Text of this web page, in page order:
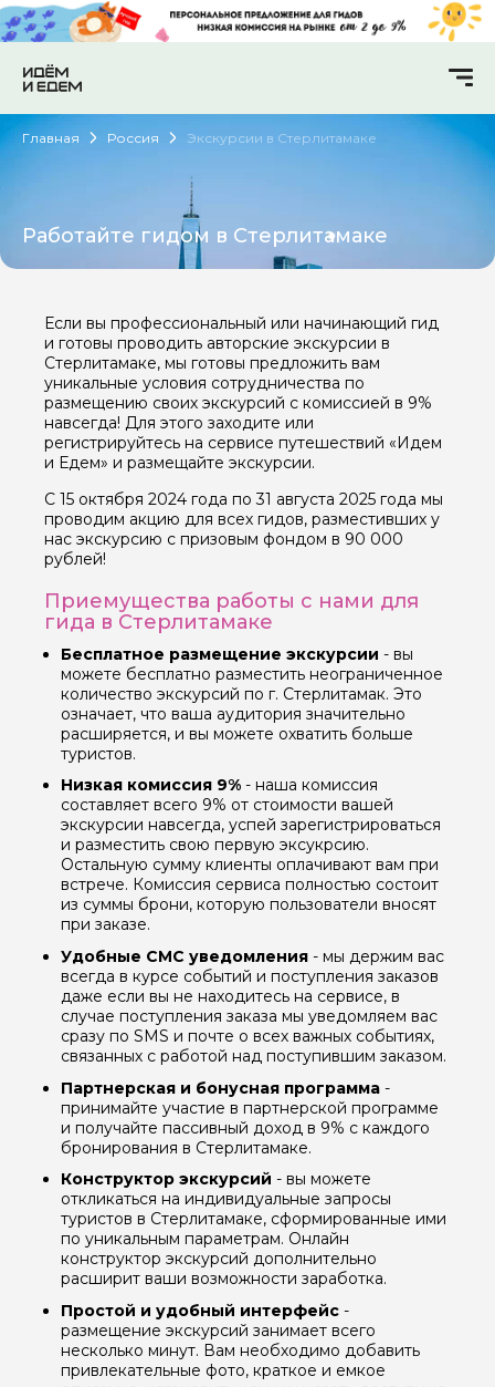
Главная Россия Экскурсии в Стерлитамаке
Работайте гидом в Стерлитамаке
Если вы профессиональный или начинающий гид
и готовы проводить авторские экскурсии в
Стерлитамаке, мы готовы предложить вам
уникальные условия сотрудничества по
размещению своих экскурсий с комиссией в 9%
навсегда! Для этого заходите или
регистрируйтесь на сервисе путешествий «Идем
и Едем» и размещайте экскурсии.
С 15 октября 2024 года по 31 августа 2025 года мы
проводим акцию для всех гидов, разместивших у
нас экскурсию с призовым фондом в 90 000
рублей!
Приемущества работы с нами для
гида в Стерлитамаке
Бесплатное размещение экскурсии - вы
можете бесплатно разместить неограниченное
количество экскурсий по г. Стерлитамак. Это
означает, что ваша аудитория значительно
расширяется, и вы можете охватить больше
туристов.
Низкая комиссия 9% - наша комиссия
составляет всего 9% от стоимости вашей
экскурсии навсегда, успей зарегистрироваться
и разместить свою первую эксукрсию.
Остальную сумму клиенты оплачивают вам при
встрече. Комиссия сервиса полностью состоит
из суммы брони, которую пользователи вносят
при заказе.
Удобные СМС уведомления - мы держим вас
всегда в курсе событий и поступления заказов
даже если вы не находитесь на сервисе, в
случае поступления заказа мы уведомляем вас
сразу по SMS и почте о всех важных событиях,
связанных с работой над поступившим заказом.
Партнерская и бонусная программа -
принимайте участие в партнерской программе
и получайте пассивный доход в 9% с каждого
бронирования в Стерлитамаке.
Конструктор экскурсий - вы можете
откликаться на индивидуальные запросы
туристов в Стерлитамаке, сформированные ими
по уникальным параметрам. Онлайн
конструктор экскурсий дополнительно
расширит ваши возможности заработка.
Простой и удобный интерфейс -
размещение экскурсий занимает всего
несколько минут. Вам необходимо добавить
привлекательные фото, краткое и емкое